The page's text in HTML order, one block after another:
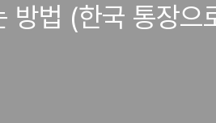
방법 (한국 통장으